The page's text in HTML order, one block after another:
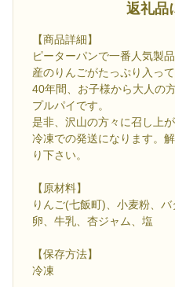
返礼品
【商品詳細】
ピーターパンで一番人気製
産のりんごがたっぷり入っ
40年間、お子様から大人の
プルパイです。
是非、沢山の方々に召し上
冷凍での発送になります。
り下さい。
【原材料】
りんご(七飯町)、小麦粉、バ
卵、牛乳、杏ジャム、塩
【保存方法】
冷凍